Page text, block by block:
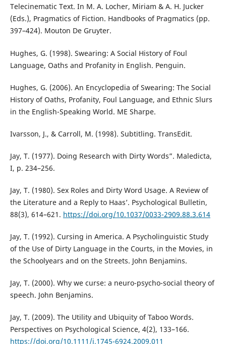
Telecinematic Text. In M. A. Locher, Miriam & A. H. Jucker
(Eds.), Pragmatics of Fiction. Handbooks of Pragmatics (pp.
397–424). Mouton De Gruyter.
Hughes, G. (1998). Swearing: A Social History of Foul
Language, Oaths and Profanity in English. Penguin.
Hughes, G. (2006). An Encyclopedia of Swearing: The Social
History of Oaths, Profanity, Foul Language, and Ethnic Slurs
in the English-Speaking World. ME Sharpe.
Ivarsson, J., & Carroll, M. (1998). Subtitling. TransEdit.
Jay, T. (1977). Doing Research with Dirty Words”. Maledicta,
I, p. 234–256.
Jay, T. (1980). Sex Roles and Dirty Word Usage. A Review of
the Literature and a Reply to Haas’. Psychological Bulletin,
88(3), 614–621. https://doi.org/10.1037/0033-2909.88.3.614
Jay, T. (1992). Cursing in America. A Psycholinguistic Study
of the Use of Dirty Language in the Courts, in the Movies, in
the Schoolyears and on the Streets. John Benjamins.
Jay, T. (2000). Why we curse: a neuro-psycho-social theory of
speech. John Benjamins.
Jay, T. (2009). The Utility and Ubiquity of Taboo Words.
Perspectives on Psychological Science, 4(2), 133–166.
https://doi.org/10.1111/j.1745-6924.2009.011